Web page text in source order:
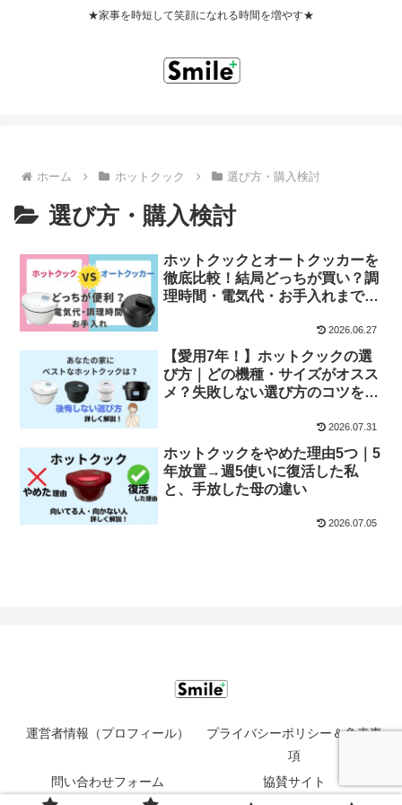
★家事を時短して笑顔になれる時間を増やす★
ホーム ホットクック 選び方・購入検討
選び方・購入検討
ホットクックとオートクッカーを
徹底比較！結局どっちが買い？調
理時間・電気代・お手入れまで全
2026.06.27
【愛用7年！】ホットクックの選
び方｜どの機種・サイズがオスス
メ？失敗しない選び方のコツを解
2026.07.31
ホットクックをやめた理由5つ｜5
年放置→週5使いに復活した私
と、手放した母の違い
2026.07.05
運営者情報（プロフィール）
プライバシーポリシー＆免責事
項
問い合わせフォーム
協賛サイト